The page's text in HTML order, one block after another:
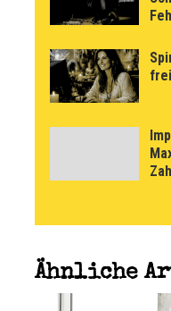
Ähnliche